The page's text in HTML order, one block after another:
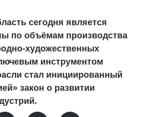
сегодня является
по объёмам производства
художественных
инструментом
стал инициированный
закон о развитии